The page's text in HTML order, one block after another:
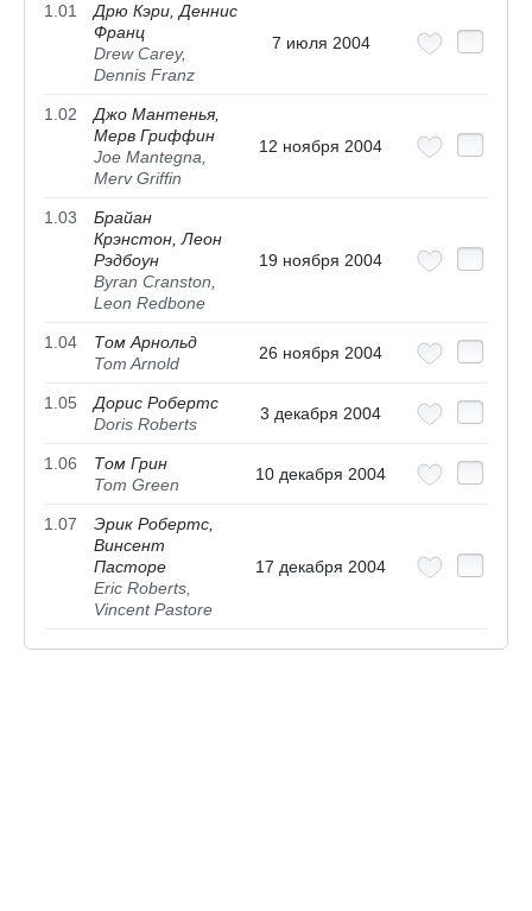
1.01
Дрю Кэри, Деннис
Франц
Drew Carey,
Dennis Franz
7 июля 2004
1.02
Джо Мантенья,
Мерв Гриффин
Joe Mantegna,
Merv Griffin
12 ноября 2004
1.03
Брайан
Крэнстон, Леон
Рэдбоун
Byran Cranston,
Leon Redbone
19 ноября 2004
1.04
Том Арнольд
Tom Arnold
26 ноября 2004
1.05
Дорис Робертс
Doris Roberts
3 декабря 2004
1.06
Том Грин
Tom Green
10 декабря 2004
1.07
Эрик Робертс,
Винсент
Пасторе
Eric Roberts,
Vincent Pastore
17 декабря 2004